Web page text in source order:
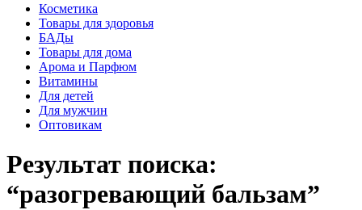
Косметика
Товары для здоровья
БАДы
Товары для дома
Арома и Парфюм
Витамины
Для детей
Для мужчин
Оптовикам
Результат поиска:
“разогревающий бальзам”